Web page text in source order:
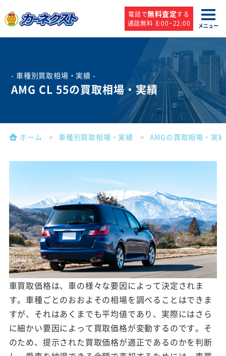
電話で無料査定する
通話無料 8:00~22:00
メニュー
- 車種別買取相場・実績 -
AMG CL 55の買取相場・実績
ホーム 車種別買取相場・実績 AMGの買取相場・実績
車買取価格は、車の様々な要因によって決定されま
す。車種ごとのおおよその相場を調べることはできま
すが、それはあくまでも平均値であり、実際にはさら
に細かい要因によって買取価格が変動するのです。そ
のため、提示された買取価格が適正であるのかを判断